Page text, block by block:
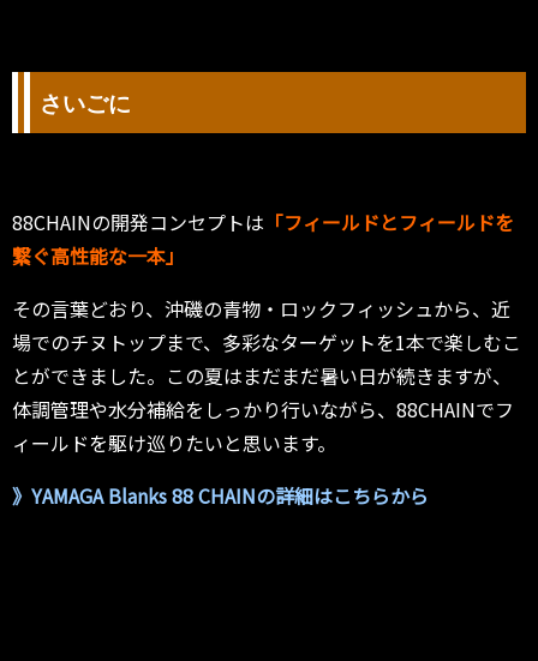
さいごに
88CHAINの開発コンセプトは 「フィールドとフィールドを
繋ぐ高性能な一本」
その言葉どおり、沖磯の青物・ロックフィッシュから、近
場でのチヌトップまで、多彩なターゲットを1本で楽しむこ
とができました。この夏はまだまだ暑い日が続きますが、
体調管理や水分補給をしっかり行いながら、88CHAINでフ
ィールドを駆け巡りたいと思います。
》YAMAGA Blanks 88 CHAINの詳細はこちらから